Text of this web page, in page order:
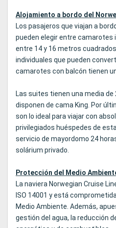
Alojamiento a bordo del
Los pasajeros que viajan a
pueden elegir entre camarotes
entre 14 y 16 metros
individuales que pueden
camarotes con balcón tienen
Las suites tienen una media
disponen de cama King. Por
son lo ideal para viajar con
privilegiados huéspedes de
servicio de mayordomo 24
solárium privado.
Protección del Medio
La naviera Norwegian Cruise
ISO 14001 y está
Medio Ambiente. Además,
gestión del agua, la reducción